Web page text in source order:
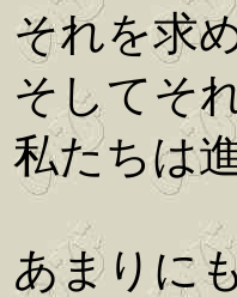
それを求
そしてそ
私たちは
あまりに